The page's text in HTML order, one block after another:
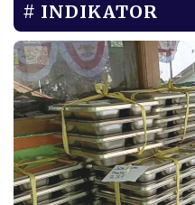
RUBRIKASI
EDITORIAL AKSARA
FINANSIA PERSONA
DAERAH NASIONAL
MANCA SPORT
INDIKATOR